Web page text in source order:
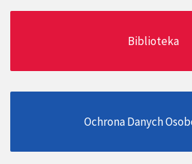
Biblioteka
Ochrona Danych